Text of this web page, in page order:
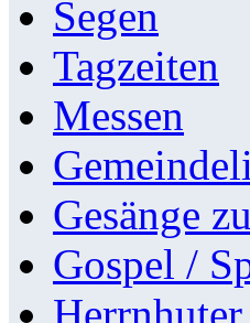
Segen
Tagzeiten
Messen
Gesänge
Gospel /